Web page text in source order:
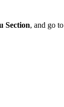
Section, and go to